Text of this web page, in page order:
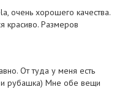
очень хорошего качества.
красиво. Размеров
От туда у меня есть
и рубашка) Мне обе вещи